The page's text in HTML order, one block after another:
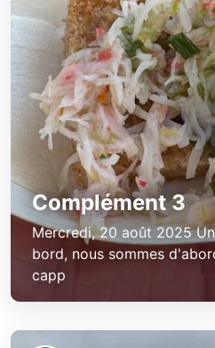
Complément 3
Mercredi, 20 août 2025
bord, nous sommes
capp